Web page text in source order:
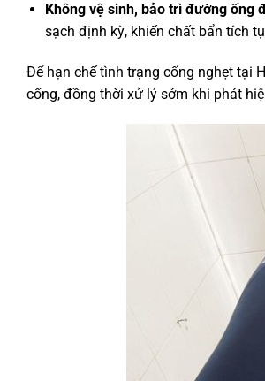
Không vệ sinh, bảo trì đường ống
sạch định kỳ, khiến chất bẩn tích
Để hạn chế tình trạng cống nghẹt tại
cống, đồng thời xử lý sớm khi phát